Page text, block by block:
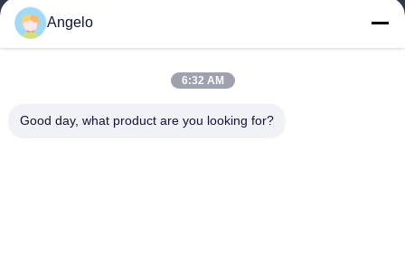
労働時間
08:00-18:00
会社所在地
Angelo
6:32 AM
Good day, what product are you looking for?